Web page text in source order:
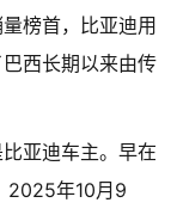
榜首，比亚迪用
西长期以来由传
亚迪车主。早在
2025年10月9